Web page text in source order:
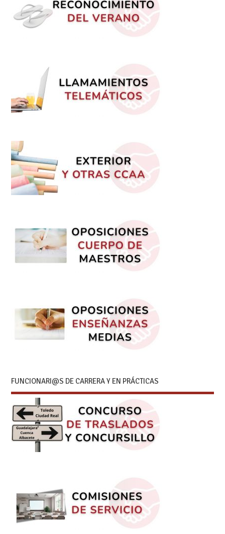
FUNCIONARI@S DE CARRERA Y EN PRÁCTICAS